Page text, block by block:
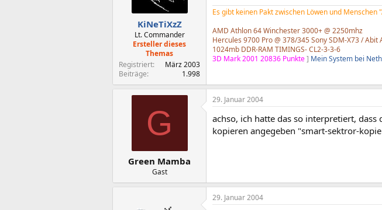
KiNeTiXzZ
Lt. Commander
Ersteller dieses
Themas
Registriert
März 2003
Beiträge
1.998
Es gibt keinen Pakt zwischen Löwen und Menschen
AMD Athlon 64 Winchester 3000+ @ 2250mhz
Hercules 9700 Pro @ 378/345 Sony SDM-X73 / Abit
1024mb DDR-RAM TIMINGS- CL2-3-3-6
3D Mark 2001 20836 Punkte] Mein System bei
G
Green Mamba
Gast
29. Januar 2004
achso, ich hatte das so interpretiert,
kopieren angegeben "smart-sektror-
29. Januar 2004